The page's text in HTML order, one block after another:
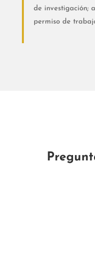
de investigación;
permiso de